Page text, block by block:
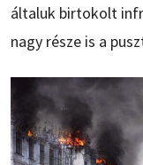
általuk birtokolt
nagy része is a